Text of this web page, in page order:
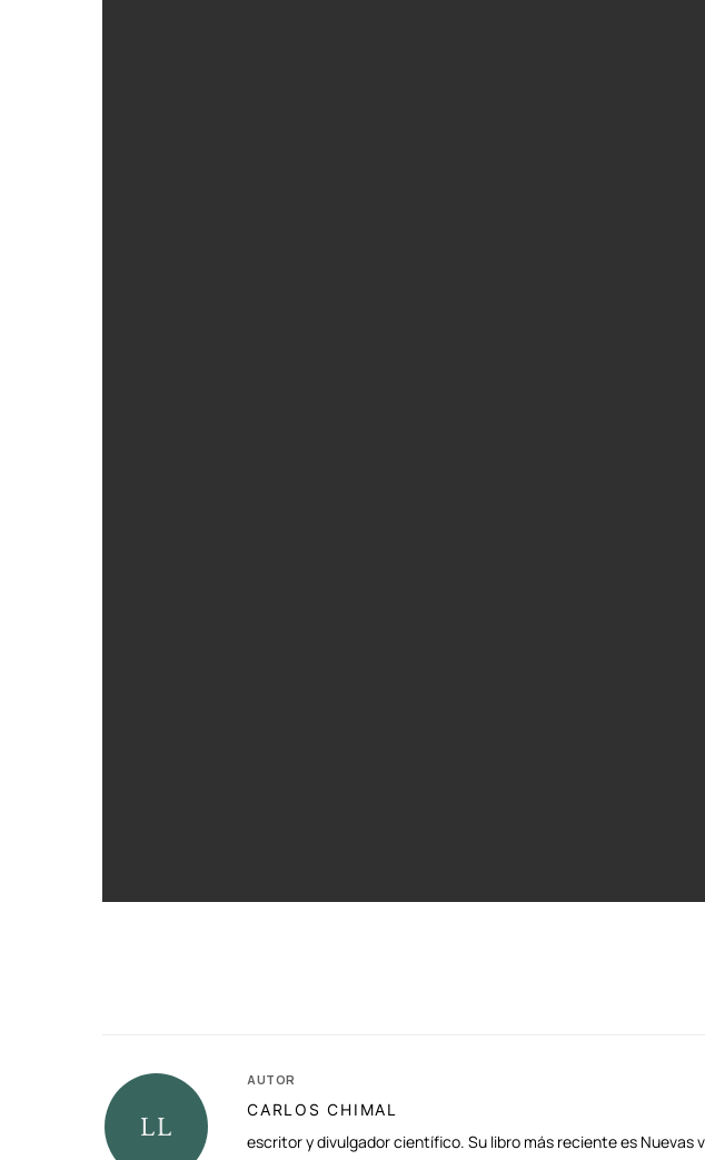
AUTOR
CARLOS CHIMAL
escritor y divulgador científico. Su libro más reciente es Nuevas